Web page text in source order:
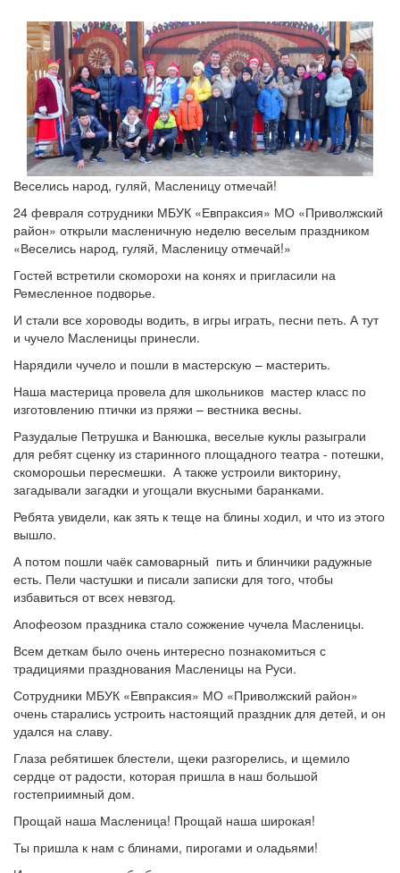
Веселись народ, гуляй, Масленицу отмечай!
24 февраля сотрудники МБУК «Евпраксия» МО «Приволжский
район» открыли масленичную неделю веселым праздником
«Веселись народ, гуляй, Масленицу отмечай!»
Гостей встретили скоморохи на конях и пригласили на
Ремесленное подворье.
И стали все хороводы водить, в игры играть, песни петь. А тут
и чучело Масленицы принесли.
Нарядили чучело и пошли в мастерскую – мастерить.
Наша мастерица провела для школьников мастер класс по
изготовлению птички из пряжи – вестника весны.
Разудалые Петрушка и Ванюшка, веселые куклы разыграли
для ребят сценку из старинного площадного театра - потешки,
скоморошьи пересмешки. А также устроили викторину,
загадывали загадки и угощали вкусными баранками.
Ребята увидели, как зять к теще на блины ходил, и что из этого
вышло.
А потом пошли чаёк самоварный пить и блинчики радужные
есть. Пели частушки и писали записки для того, чтобы
избавиться от всех невзгод.
Апофеозом праздника стало сожжение чучела Масленицы.
Всем деткам было очень интересно познакомиться с
традициями празднования Масленицы на Руси.
Сотрудники МБУК «Евпраксия» МО «Приволжский район»
очень старались устроить настоящий праздник для детей, и он
удался на славу.
Глаза ребятишек блестели, щеки разгорелись, и щемило
сердце от радости, которая пришла в наш большой
гостеприимный дом.
Прощай наша Масленица! Прощай наша широкая!
Ты пришла к нам с блинами, пирогами и оладьями!